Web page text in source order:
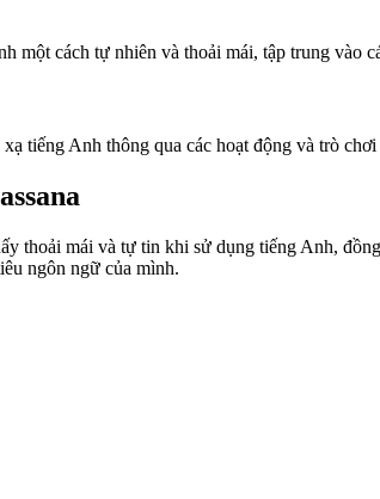
một cách tự nhiên và thoải mái, tập trung vào
tiếng Anh thông qua các hoạt động và trò
thoải mái và tự tin khi sử dụng tiếng Anh,
ngôn ngữ của mình.